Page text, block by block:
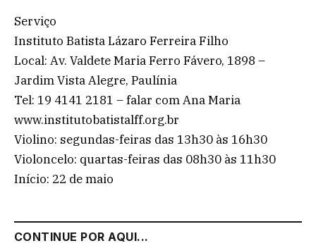
Serviço
Instituto Batista Lázaro Ferreira Filho
Local: Av. Valdete Maria Ferro Fávero, 1898 –
Jardim Vista Alegre, Paulínia
Tel: 19 4141 2181 – falar com Ana Maria
www.institutobatistalff.org.br
Violino: segundas-feiras das 13h30 às 16h30
Violoncelo: quartas-feiras das 08h30 às 11h30
Início: 22 de maio
CONTINUE POR AQUI...